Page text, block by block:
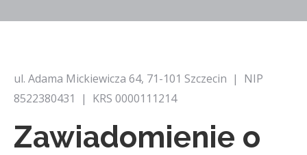
ul. Adama Mickiewicza 64, 71-101 Szczecin | NIP
8522380431 | KRS 0000111214
Zawiadomienie o